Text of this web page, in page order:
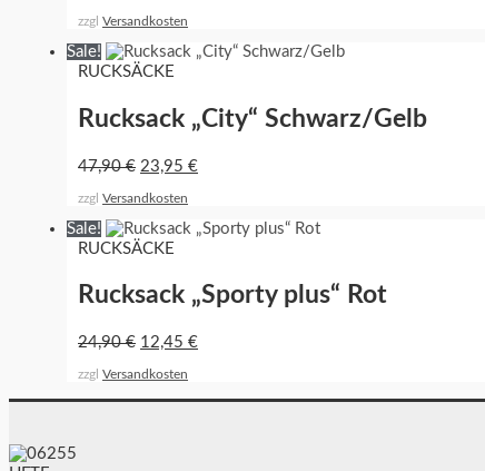
zzgl Versandkosten
Sale!
RUCKSÄCKE
Rucksack „City“ Schwarz/Gelb
47,90€ 23,95 €
zzgl Versandkosten
Sale!
RUCKSÄCKE
Rucksack „Sporty plus“ Rot
24,90€ 12,45 €
zzgl Versandkosten